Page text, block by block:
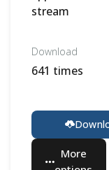
stream
Download
641 times
More